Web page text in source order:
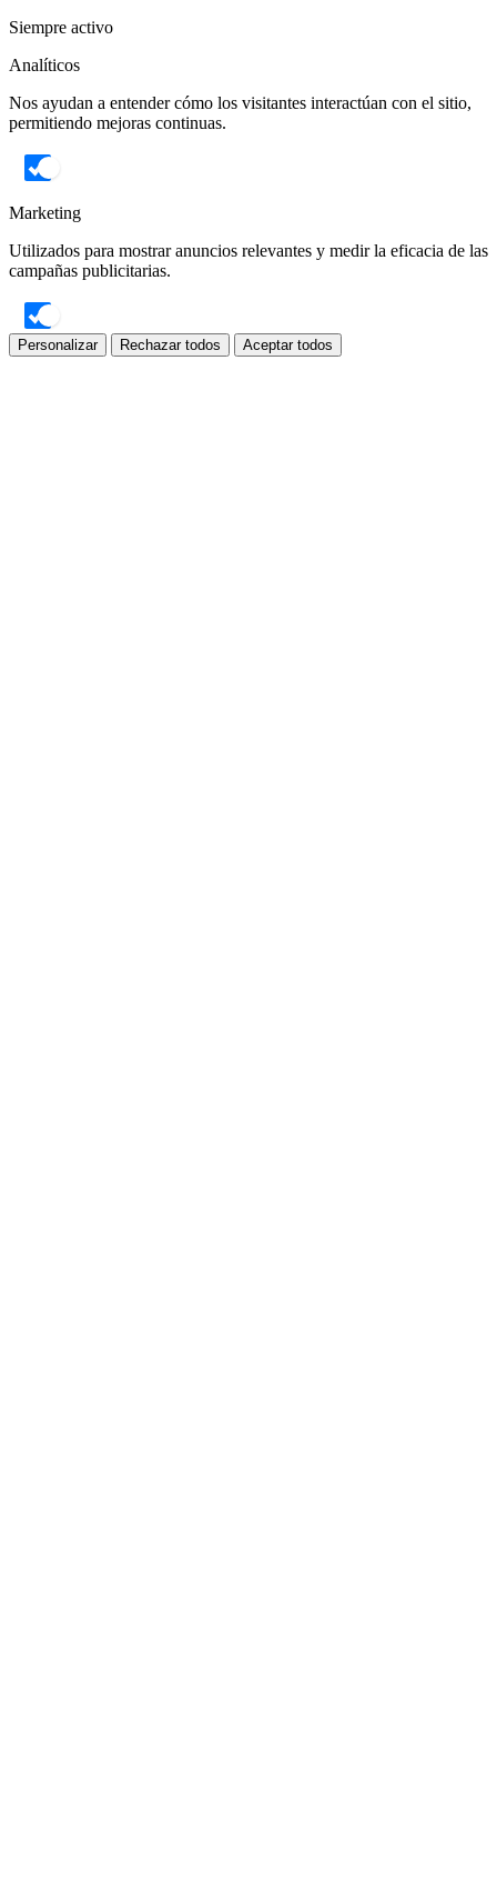
Siempre activo
Analíticos
Nos ayudan a entender cómo los visitantes interactúan con el sitio,
permitiendo mejoras continuas.
Marketing
Utilizados para mostrar anuncios relevantes y medir la eficacia de las
campañas publicitarias.
Personalizar Rechazar todos Aceptar todos